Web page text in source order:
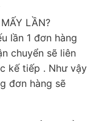
LẦN?
lần 1 đơn hàng
chuyển sẽ liên
kế tiếp . Như vậy
đơn hàng sẽ